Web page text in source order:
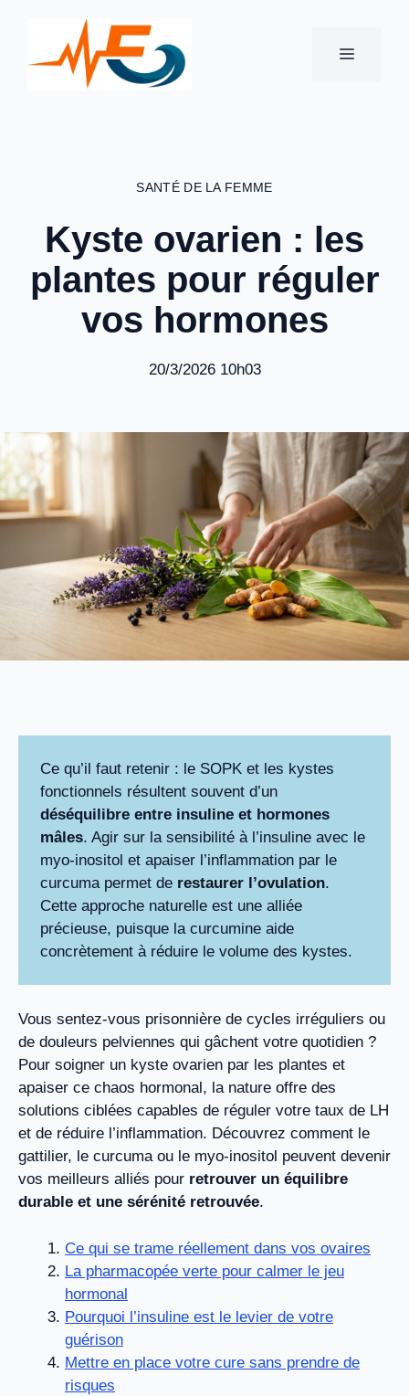
contenu
MENU
SANTÉ DE LA FEMME
Kyste ovarien : les
plantes pour réguler
vos hormones
20/3/2026 10h03
Ce qu’il faut retenir : le SOPK et les kystes
fonctionnels résultent souvent d’un
déséquilibre entre insuline et hormones
mâles. Agir sur la sensibilité à l’insuline avec le
myo-inositol et apaiser l’inflammation par le
curcuma permet de restaurer l’ovulation.
Cette approche naturelle est une alliée
précieuse, puisque la curcumine aide
concrètement à réduire le volume des kystes.
Vous sentez-vous prisonnière de cycles irréguliers ou
de douleurs pelviennes qui gâchent votre quotidien ?
Pour soigner un kyste ovarien par les plantes et
apaiser ce chaos hormonal, la nature offre des
solutions ciblées capables de réguler votre taux de LH
et de réduire l’inflammation. Découvrez comment le
gattilier, le curcuma ou le myo-inositol peuvent devenir
vos meilleurs alliés pour retrouver un équilibre
durable et une sérénité retrouvée.
Ce qui se trame réellement dans vos ovaires
La pharmacopée verte pour calmer le jeu
hormonal
Pourquoi l’insuline est le levier de votre
guérison
Mettre en place votre cure sans prendre de
risques